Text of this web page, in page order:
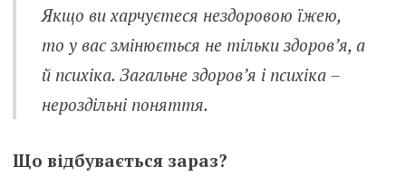
Якщо ви харчуєтеся нездоровою їжею,
то у вас змінюється не тільки здоров’я, а
й психіка. Загальне здоров’я і психіка –
нероздільні поняття.
Що відбувається зараз?